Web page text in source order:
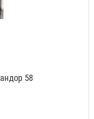
58